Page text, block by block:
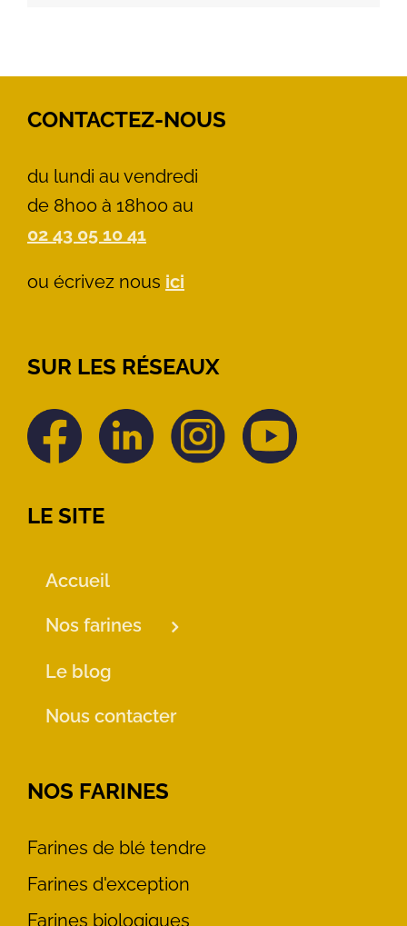
CONTACTEZ-NOUS
du lundi au vendredi
de 8h00 à 18h00 au
02 43 05 10 41
ou écrivez nous ici
LE SITE
Accueil
Nos farines
Le blog
Nous contacter
NOS FARINES
Farines de blé tendre
Farines d'exception
Farines biologiques
SUR LES RÉSEAUX